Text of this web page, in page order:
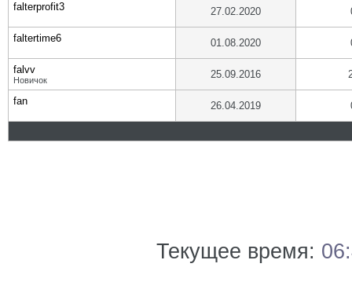
falterprofit3 27.02.2020
faltertime6 01.08.2020
falvv
Новичок 25.09.2016
fan 26.04.2019
Текущее время: